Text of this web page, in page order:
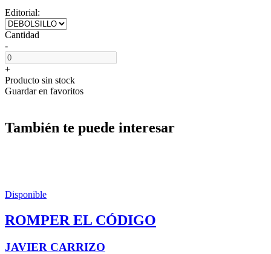
Editorial:
Cantidad
-
+
Producto sin stock
Guardar en favoritos
También te puede interesar
Disponible
ROMPER EL CÓDIGO
JAVIER CARRIZO